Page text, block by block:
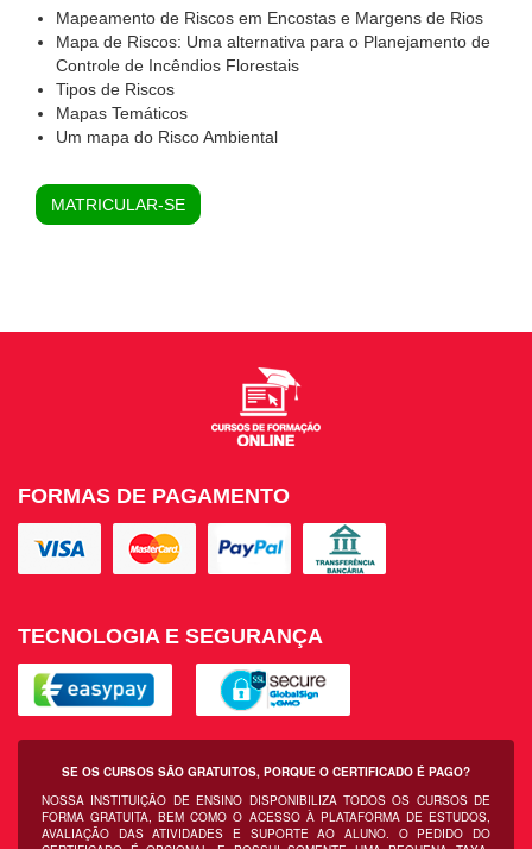
Mapeamento de Riscos em Encostas e Margens de Rios
Mapa de Riscos: Uma alternativa para o Planejamento de
Controle de Incêndios Florestais
Tipos de Riscos
Mapas Temáticos
Um mapa do Risco Ambiental
MATRICULAR-SE
FORMAS DE PAGAMENTO
TECNOLOGIA E SEGURANÇA
SE OS CURSOS SÃO GRATUITOS, PORQUE O CERTIFICADO É PAGO?
NOSSA INSTITUIÇÃO DE ENSINO DISPONIBILIZA TODOS OS CURSOS DE
FORMA GRATUITA, BEM COMO O ACESSO À PLATAFORMA DE ESTUDOS,
AVALIAÇÃO DAS ATIVIDADES E SUPORTE AO ALUNO. O PEDIDO DO